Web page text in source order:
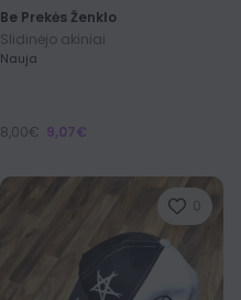
Be Prekės Ženklo
Slidinėjo akiniai
Nauja
8,00€ 9,07€
0